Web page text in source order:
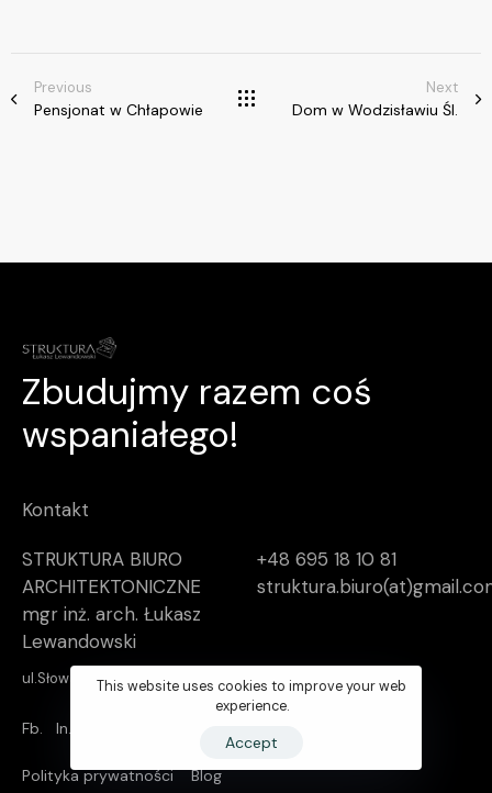
Previous
Pensjonat w Chłapowie
Next
Dom w Wodzisławiu Śl.
Zbudujmy razem coś
wspaniałego!
Kontakt
STRUKTURA BIURO
ARCHITEKTONICZNE
mgr inż. arch. Łukasz
Lewandowski
+48 695 18 10 81
ul.Słowackiego 34/7, 44-100 Gliwice
Fb. In.
Polityka prywatności Blog
This website uses cookies to improve your web
experience.
Accept